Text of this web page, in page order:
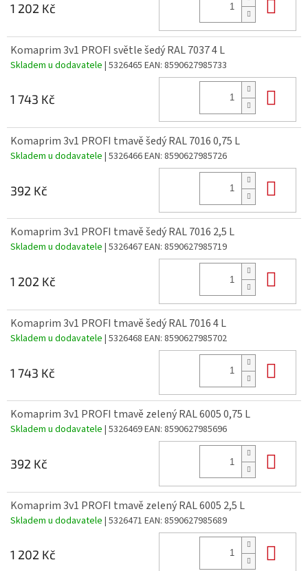
1 202 Kč
Komaprim 3v1 PROFI světle šedý RAL 7037 4 L
Skladem u dodavatele | 5326465 EAN: 8590627985733
1 743 Kč
Komaprim 3v1 PROFI tmavě šedý RAL 7016 0,75 L
Skladem u dodavatele | 5326466EAN: 8590627985726
392 Kč
Komaprim 3v1 PROFI tmavě šedý RAL 7016 2,5 L
Skladem u dodavatele | 5326467EAN: 8590627985719
1 202 Kč
Komaprim 3v1 PROFI tmavě šedý RAL 7016 4 L
Skladem u dodavatele | 5326468 EAN: 8590627985702
1 743 Kč
Komaprim 3v1 PROFI tmavě zelený RAL 6005 0,75 L
Skladem u dodavatele | 5326469EAN: 8590627985696
392 Kč
Komaprim 3v1 PROFI tmavě zelený RAL 6005 2,5 L
Skladem u dodavatele | 5326471 EAN: 8590627985689
1 202 Kč